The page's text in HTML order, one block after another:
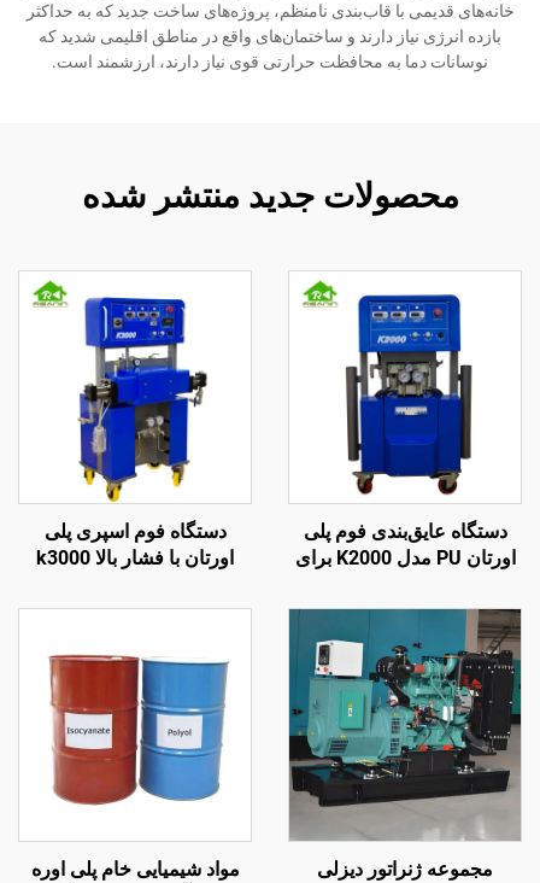
خانه‌های قدیمی با قاب‌بندی نامنظم، پروژه‌های ساخت جدید که به حداکثر
بازده انرژی نیاز دارند و ساختمان‌های واقع در مناطق اقلیمی شدید که
نوسانات دما به محافظت حرارتی قوی نیاز دارند، ارزشمند است.
محصولات جدید منتشر شده
دستگاه عایق‌بندی فوم پلی
اورتان PU مدل K2000 برای
دستگاه فوم اسپری پلی
اورتان با فشار بالا k3000
سقف
مجموعه ژنراتور دیزلی
مواد شیمیایی خام پلی اوره